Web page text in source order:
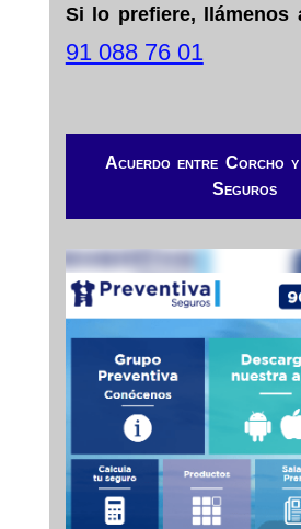
d
e
v
i
a
i
ó
n
Si lo prefiere, llámenos
91 088 76 01
Acuerdo entre Corcho y
Seguros